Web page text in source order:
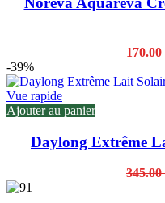
170.00
-39%
Vue rapide
Ajouter au panier
Daylong Extrême
345.00